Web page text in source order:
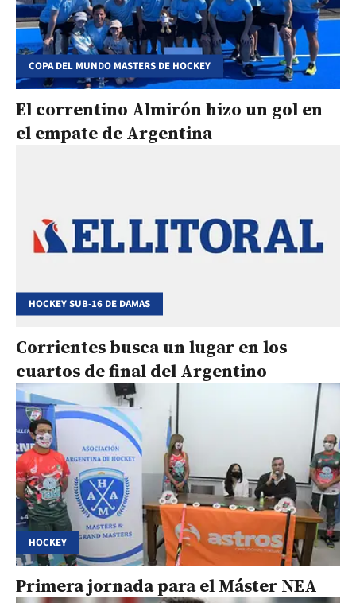
COPA DEL MUNDO MASTERS DE HOCKEY
El correntino Almirón hizo un gol en
el empate de Argentina
HOCKEY SUB-16 DE DAMAS
Corrientes busca un lugar en los
cuartos de final del Argentino
HOCKEY
Primera jornada para el Máster NEA